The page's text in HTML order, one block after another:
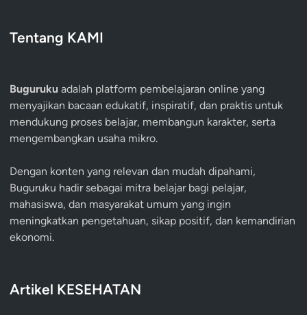
Tentang KAMI
Buguruku adalah platform pembelajaran online yang
menyajikan bacaan edukatif, inspiratif, dan praktis untuk
mendukung proses belajar, membangun karakter, serta
mengembangkan usaha mikro.
Dengan konten yang relevan dan mudah dipahami,
Buguruku hadir sebagai mitra belajar bagi pelajar,
mahasiswa, dan masyarakat umum yang ingin
meningkatkan pengetahuan, sikap positif, dan kemandirian
ekonomi.
Artikel KESEHATAN